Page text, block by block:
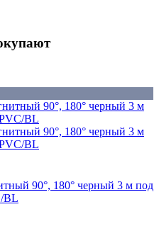
90°, 180° черный 3 м под
BL